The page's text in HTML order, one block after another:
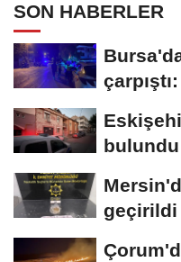
SON HABERLER
bulundu
geçirildi